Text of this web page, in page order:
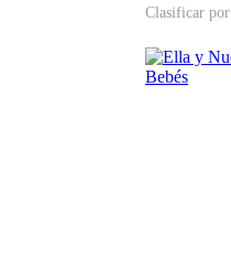
Clasificar por